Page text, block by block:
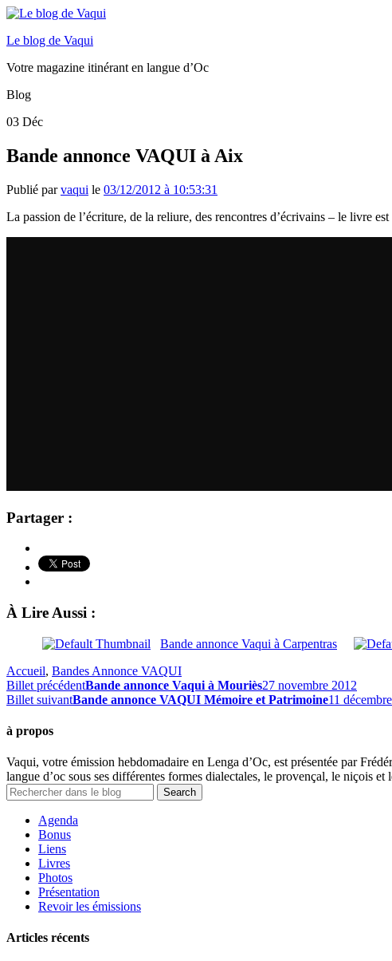
Le blog de Vaqui
Votre magazine itinérant en langue d’Oc
Blog
03 Déc
Bande annonce VAQUI à Aix
Publié parvaqui le 03/12/2012 à 10:53:31
La passion de l’écriture, de la reliure, des rencontres d’écrivains – le livre
Partager :
À Lire Aussi :
Bande annonce Vaqui à Carpentras
Accueil, Bandes Annonce VAQUI
Billet précédentBande annonce Vaqui à Mouriès27 novembre 2012
Billet suivantBande annonce VAQUI Mémoire et Patrimoine11
à propos
Vaqui, votre émission hebdomadaire en Lenga d’Oc, est présentée par
langue d’oc sous ses différentes formes dialectales, le provençal, le niçois et
Agenda
Bonus
Liens
Livres
Photos
Présentation
Revoir les émissions
Articles récents